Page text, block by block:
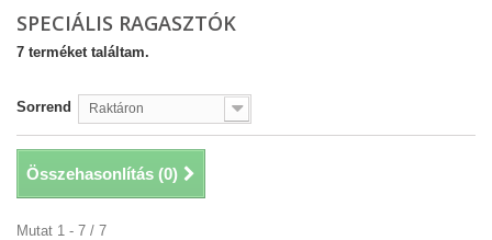
SPECIÁLIS RAGASZTÓK
7 terméket találtam.
Sorrend Raktáron
Összehasonlítás (0)
Mutat 1 - 7 / 7